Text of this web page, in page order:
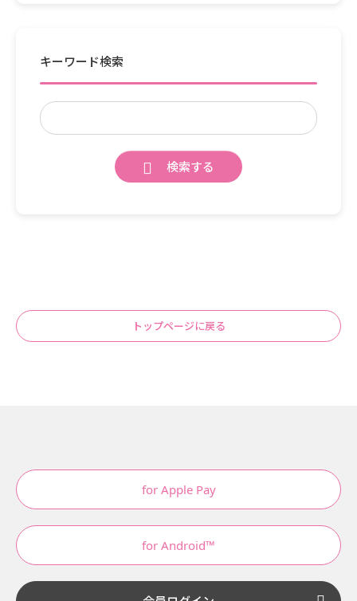
キーワード検索
検索する
トップページに戻る
for Apple Pay
for Android™